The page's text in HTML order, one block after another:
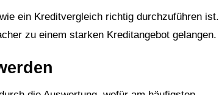
ein Kreditvergleich richtig durchzuführen ist.
zu einem starken Kreditangebot gelangen.